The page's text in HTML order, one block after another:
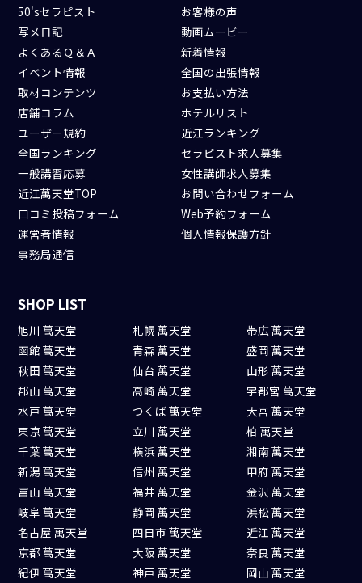
50'sセラピスト
お客様の声
写メ日記
動画ムービー
よくあるＱ＆Ａ
新着情報
イベント情報
全国の出張情報
取材コンテンツ
お支払い方法
店舗コラム
ホテルリスト
ユーザー規約
近江ランキング
全国ランキング
セラピスト求人募集
一般講習応募
女性講師求人募集
近江萬天堂TOP
お問い合わせフォーム
口コミ投稿フォーム
Web予約フォーム
運営者情報
個人情報保護方針
事務局通信
SHOP LIST
旭川 萬天堂 札幌 萬天堂
帯広 萬天堂
函館 萬天堂
青森 萬天堂
盛岡 萬天堂
秋田 萬天堂
仙台 萬天堂
山形 萬天堂
郡山 萬天堂
高崎 萬天堂
宇都宮 萬天堂
水戸 萬天堂
つくば 萬天堂
大宮 萬天堂
東京 萬天堂
立川 萬天堂
柏 萬天堂
千葉 萬天堂
横浜 萬天堂
湘南 萬天堂
新潟 萬天堂
信州 萬天堂
甲府 萬天堂
富山 萬天堂
福井 萬天堂
金沢 萬天堂
岐阜 萬天堂
静岡 萬天堂
浜松 萬天堂
名古屋 萬天堂
四日市 萬天堂
近江 萬天堂
京都 萬天堂
大阪 萬天堂
奈良 萬天堂
紀伊 萬天堂
神戸 萬天堂 岡山 萬天堂